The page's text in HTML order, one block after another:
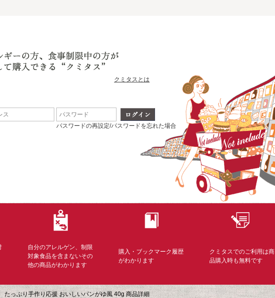
クミタスとは
パスワードの再設定/パスワードを忘れた場合
自分のアレルゲン、制限
対象食品を含まないその
他の商品がわかります
購入・ブックマーク履歴
がわかります
クミタスでのご利用は商
品購入時も無料です
っぷり手作り応援 おいしいパンがゆ風 40g 商品詳細